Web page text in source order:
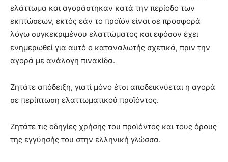
ελάττωμα και αγοράστηκαν κατά την περίοδο των
εκπτώσεων, εκτός εάν το προϊόν είναι σε προσφορά
λόγω συγκεκριμένου ελαττώματος και εφόσον έχει
ενημερωθεί για αυτό ο καταναλωτής σχετικά, πριν την
αγορά με ανάλογη πινακίδα.
Ζητάτε απόδειξη, γιατί μόνο έτσι αποδεικνύεται η αγορά
σε περίπτωση ελαττωματικού προϊόντος.
Ζητάτε τις οδηγίες χρήσης του προϊόντος και τους όρους
της εγγύησής του στην ελληνική γλώσσα.